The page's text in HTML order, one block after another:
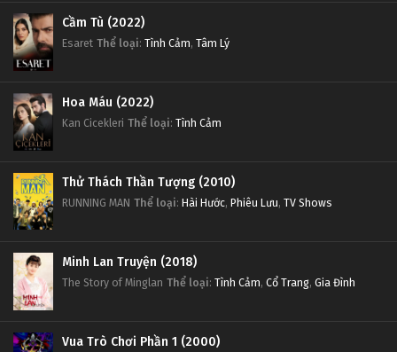
Cầm Tù (2022)
Esaret Thể loại: Tình Cảm, Tâm Lý
Hoa Máu (2022)
Kan Cicekleri Thể loại: Tình Cảm
Thử Thách Thần Tượng (2010)
RUNNING MAN Thể loại: Hài Hước, Phiêu Lưu, TV Shows
Minh Lan Truyện (2018)
The Story of Minglan Thể loại: Tình Cảm, Cổ Trang, Gia Đình
Vua Trò Chơi Phần 1 (2000)